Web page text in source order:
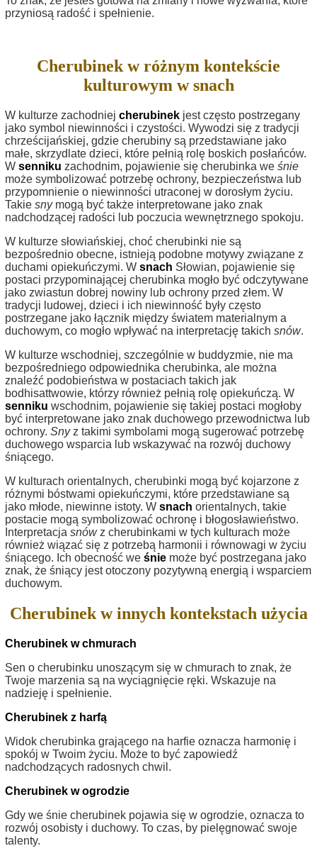
przyniosą radość i spełnienie.
Cherubinek w różnym kontekście
kulturowym w snach
W kulturze zachodniej cherubinek jest często postrzegany
jako symbol niewinności i czystości. Wywodzi się z tradycji
chrześcijańskiej, gdzie cherubiny są przedstawiane jako
małe, skrzydlate dzieci, które pełnią rolę boskich posłańców.
W senniku zachodnim, pojawienie się cherubinka we śnie
może symbolizować potrzebę ochrony, bezpieczeństwa lub
przypomnienie o niewinności utraconej w dorosłym życiu.
Takie snymogą być także interpretowane jako znak
nadchodzącej radości lub poczucia wewnętrznego spokoju.
W kulturze słowiańskiej, choć cherubinki nie są
bezpośrednio obecne, istnieją podobne motywy związane z
duchami opiekuńczymi. W snach Słowian, pojawienie się
postaci przypominającej cherubinka mogło być odczytywane
jako zwiastun dobrej nowiny lub ochrony przed złem. W
tradycji ludowej, dzieci i ich niewinność były często
postrzegane jako łącznik między światem materialnym a
duchowym, co mogło wpływać na interpretację takich snów.
W kulturze wschodniej, szczególnie w buddyzmie, nie ma
bezpośredniego odpowiednika cherubinka, ale można
znaleźć podobieństwa w postaciach takich jak
bodhisattwowie, którzy również pełnią rolę opiekuńczą. W
senniku wschodnim, pojawienie się takiej postaci mogłoby
być interpretowane jako znak duchowego przewodnictwa lub
ochrony. Snyz takimi symbolami mogą sugerować potrzebę
duchowego wsparcia lub wskazywać na rozwój duchowy
śniącego.
W kulturach orientalnych, cherubinki mogą być kojarzone z
różnymi bóstwami opiekuńczymi, które przedstawiane są
jako młode, niewinne istoty. W snach orientalnych, takie
postacie mogą symbolizować ochronę i błogosławieństwo.
Interpretacja snówz cherubinkami w tych kulturach może
również wiązać się z potrzebą harmonii i równowagi w życiu
śniącego. Ich obecność we śnie może być postrzegana jako
znak, że śniący jest otoczony pozytywną energią i wsparciem
duchowym.
Cherubinek w innych kontekstach użycia
Cherubinek w chmurach
Sen o cherubinku unoszącym się w chmurach to znak, że
Twoje marzenia są na wyciągnięcie ręki. Wskazuje na
nadzieję i spełnienie.
Cherubinek z harfą
Widok cherubinka grającego na harfie oznacza harmonię i
spokój w Twoim życiu. Może to być zapowiedź
nadchodzących radosnych chwil.
Cherubinek w ogrodzie
Gdy we śnie cherubinek pojawia się w ogrodzie, oznacza to
rozwój osobisty i duchowy. To czas, by pielęgnować swoje
talenty.